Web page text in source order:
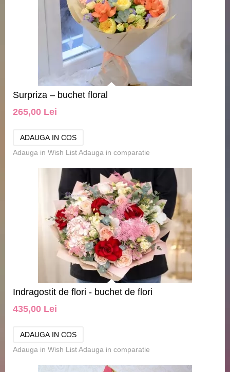
Surpriza – buchet floral
265,00 Lei
Adauga in Wish ListAdauga in comparatie
Indragostit de flori - buchet de flori
435,00 Lei
Adauga in Wish ListAdauga in comparatie